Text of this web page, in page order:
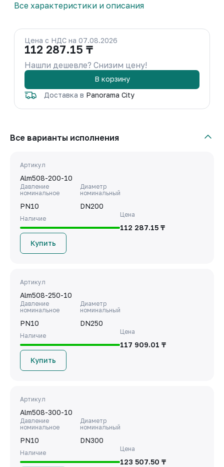
Все характеристики и описания
Цена с НДС на 07.08.2026
112 287.15 ₸
Нашли дешевле? Снизим цену!
В корзину
Доставка в Panorama City
Все варианты исполнения
Артикул
Alm508-200-10
Давление
номинальное
PN10
Диаметр
номинальный
DN200
Наличие
Цена
112 287.15 ₸
Купить
Артикул
Alm508-250-10
Давление
номинальное
PN10
Диаметр
номинальный
DN250
Наличие
Цена
117 909.01 ₸
Купить
Артикул
Alm508-300-10
Давление
номинальное
PN10
Диаметр
номинальный
DN300
Наличие
Цена
123 507.50 ₸